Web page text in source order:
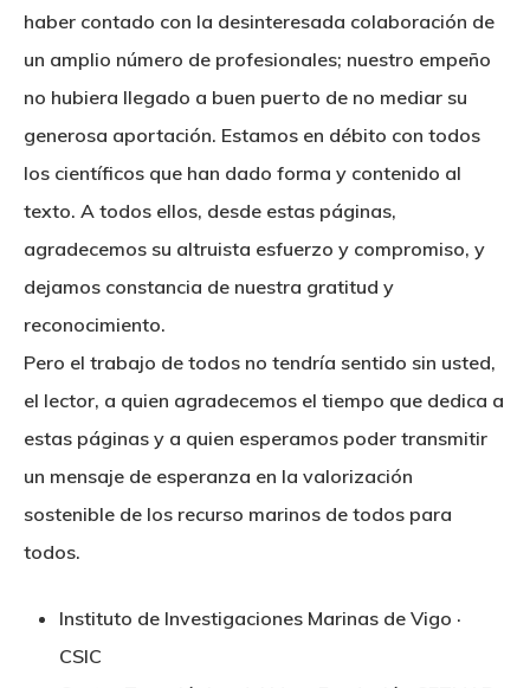
haber contado con la desinteresada colaboración de
un amplio número de profesionales; nuestro empeño
no hubiera llegado a buen puerto de no mediar su
generosa aportación. Estamos en débito con todos
los científicos que han dado forma y contenido al
texto. A todos ellos, desde estas páginas,
agradecemos su altruista esfuerzo y compromiso, y
dejamos constancia de nuestra gratitud y
reconocimiento.
Pero el trabajo de todos no tendría sentido sin usted,
el lector, a quien agradecemos el tiempo que dedica a
estas páginas y a quien esperamos poder transmitir
un mensaje de esperanza en la valorización
sostenible de los recurso marinos de todos para
todos.
Instituto de Investigaciones Marinas de Vigo ·
CSIC